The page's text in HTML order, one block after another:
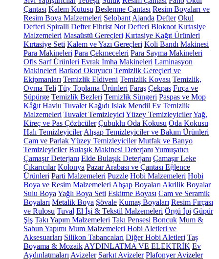
Çantası Kalem Kutusu Beslenme Çantası Resim Boyaları ve
Resim Boya Malzemeleri Selobant Ajanda Defter Okul
Defteri Spiralli Defter Fihrist Not Defteri Bloknot Kırtasiye
Malzemeleri Masaüstü Gereçleri Kırtasiye Kağıt Ürünleri
Kırtasiye Seti Kalem ve Yazı Gereçleri Koli Bandı Makinesi
Para Makineleri Para Çekmeceleri Para Sayma Makineleri
Ofis Sarf Ürünleri Evrak İmha Makineleri Laminasyon
Makineleri Barkod Okuyucu Temizlik Gereçleri ve
Ekipmanları Temizlik Eldiveni Temizlik Kovası Temizlik,
Ovma Teli Tüy Toplama Ürünleri Faraş Çekpas Fırça ve
Süpürge Temizlik Bezleri Temizlik Süngeri Paspas ve Mop
Kâğıt Havlu Tuvalet Kağıdı Islak Mendil Ev Temizlik
Malzemeleri Tuvalet Temizleyici Yüzey TemizleyicilerYağ,
Kireç ve Pas Çözücüler Çubuklu Oda Kokusu Oda Kokusu
Halı Temizleyiciler Ahşap Temizleyiciler ve Bakım Ürünleri
Cam ve Parlak Yüzey Temizleyiciler Mutfak ve Banyo
Temizleyiciler Bulaşık Makinesi Deterjanı Yumuşatıcı
Çamaşır Deterjanı Elde Bulaşık Deterjanı Çamaşır Leke
Çıkarıcılar Kolonya Pazar Arabası ve Çantası Eğlence
Ürünleri Parti Malzemeleri Puzzle Hobi Malzemeleri Hobi
Boya ve Resim Malzemeleri Ahşap Boyaları Akrilik Boyalar
Sulu Boya Yağlı Boya Seti Eskitme Boyası Cam ve Seramik
Boyaları Metalik Boya Şövale Kumaş Boyaları Resim Fırçası
ve Rulosu Tuval El İşi & Tekstil Malzemeleri Örgü İpi Güpür
Şiş Takı Yapım Malzemeleri Takı Pensesi Boncuk Mum &
Sabun Yapımı Mum Malzemeleri Hobi Aletleri ve
Aksesuarları Silikon Tabancaları Diğer Hobi Aletleri Taş
Boyama & Mozaik AYDINLATMA VE ELEKTRİK Ev
Aydınlatmaları Avizeler Sarkıt Avizeler Plafonyer Avizeler